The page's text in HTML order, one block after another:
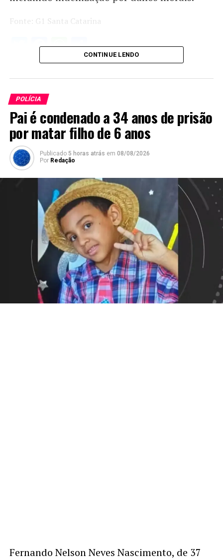
Fonte: G1 Santa Catarina
Twitter
Facebook
WhatsApp
Share
CONTINUE LENDO
POLÍCIA
Pai é condenado a 34 anos de prisão
por matar filho de 6 anos
Publicado 5 horas atrás em 08/08/2026
Por Redação
Fernando Nelson Neves Nascimento, de 37